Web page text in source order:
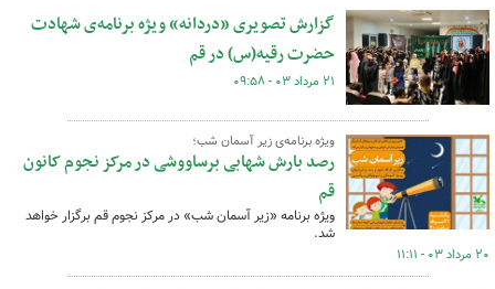
گزارش تصویری «دردانه» ویژه برنامه‌ی شهادت
حضرت رقیه(س) در قم
۲۱ مرداد ۰۳ - ۰۹:۵۸
ویژه برنامه‌ی زیر آسمان شب؛
رصد بارش شهابی برساووشی در مرکز نجوم کانون
قم
ویژه برنامه «زیر آسمان شب» در مرکز نجوم قم برگزار خواهد
شد.
۲۰ مرداد ۰۳ - ۱۱:۱۱